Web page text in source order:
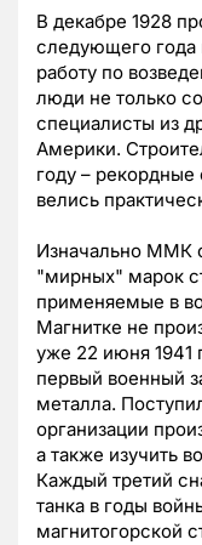
В декабре 1928
следующего года
работу по
люди не только
специалисты из
Америки.
году – рекордные
велись
Изначально ММК
"мирных" марок
применяемые в
Магнитке не
уже 22 июня 1941
первый военный
металла.
организации
а также изучить
Каждый третий
танка в годы
магнитогорской